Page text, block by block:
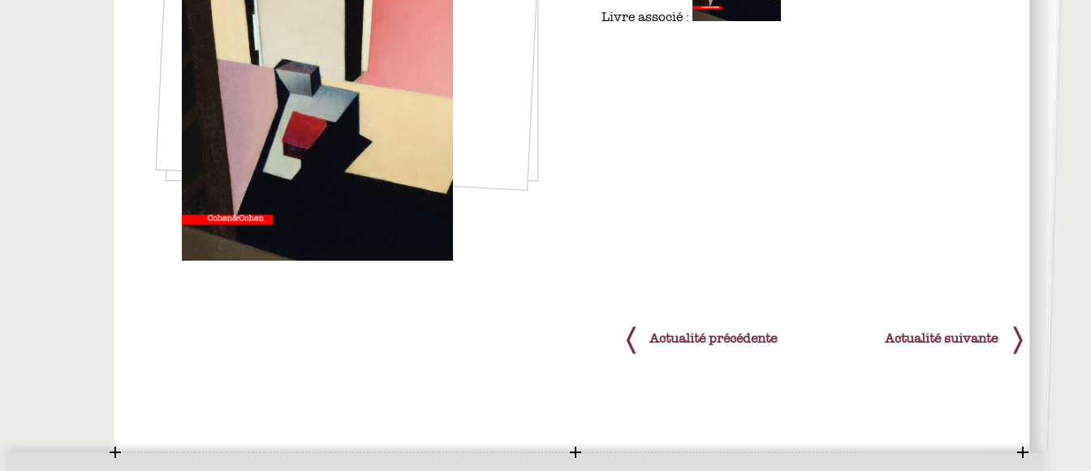
Livre associé :
Actualité suivante
Actualité précédente